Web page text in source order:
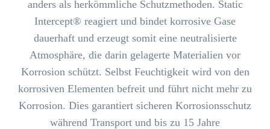
anders als herkömmliche Schutzmethoden. Static
Intercept® reagiert und bindet korrosive Gase
dauerhaft und erzeugt somit eine neutralisierte
Atmosphäre, die darin gelagerte Materialien vor
Korrosion schützt. Selbst Feuchtigkeit wird von den
korrosiven Elementen befreit und führt nicht mehr zu
Korrosion. Dies garantiert sicheren Korrosionsschutz
während Transport und bis zu 15 Jahre